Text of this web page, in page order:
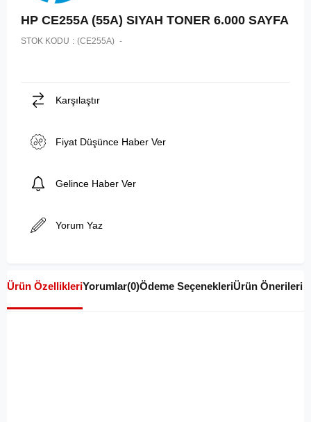
HP CE255A (55A) SIYAH TONER 6.000 SAYFA
STOK KODU (CE255A)
Karşılaştır
Fiyat Düşünce Haber Ver
Gelince Haber Ver
Yorum Yaz
Ürün ÖzellikleriYorumlar(0)Ödeme SeçenekleriÜrün Önerileri